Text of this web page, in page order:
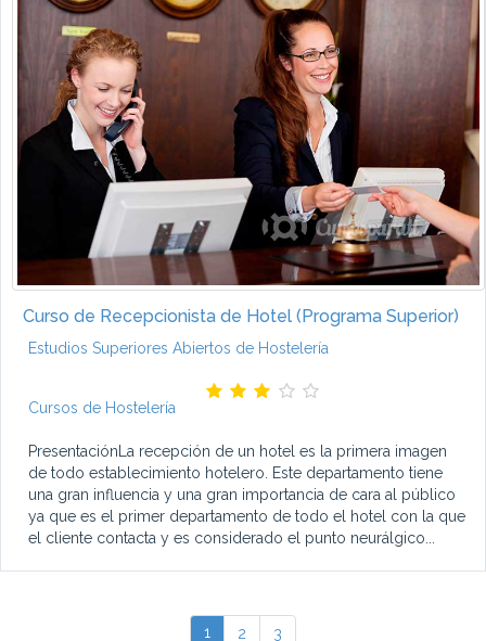
Curso de Recepcionista de Hotel (Programa Superior)
Estudios Superiores Abiertos de Hostelería
Cursos de Hostelería
PresentaciónLa recepción de un hotel es la primera imagen
de todo establecimiento hotelero. Este departamento tiene
una gran influencia y una gran importancia de cara al público
ya que es el primer departamento de todo el hotel con la que
el cliente contacta y es considerado el punto neurálgico...
1 2 3